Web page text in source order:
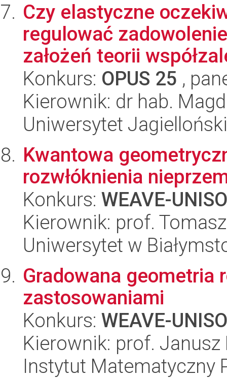
Czy elastyczne
regulować
założeń teorii
Konkurs: OPUS 25 ,
Kierownik: dr hab.
Uniwersytet
Kwantowa
rozwłóknienia
Konkurs: WEAVE-
Kierownik: prof.
Uniwersytet w
Gradowana geometria
zastosowaniami
Konkurs: WEAVE-
Kierownik: prof.
Instytut Matematyczny